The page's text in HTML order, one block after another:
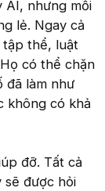
AI, nhưng mỗi
lẻ. Ngay cả
tập thể, luật
có thể chặn
đã làm như
không có khả
đỡ. Tất cả
sẽ được hỏi